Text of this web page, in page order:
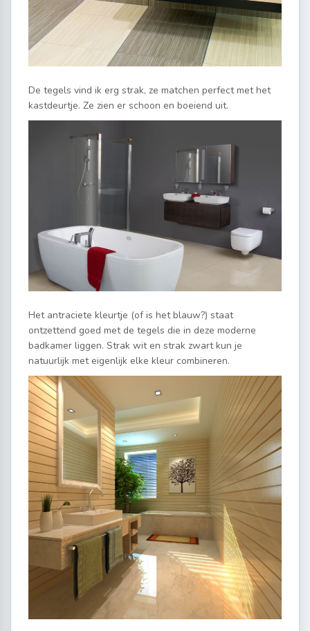
De tegels vind ik erg strak, ze matchen perfect met het
kastdeurtje. Ze zien er schoon en boeiend uit.
Het antraciete kleurtje (of is het blauw?) staat
ontzettend goed met de tegels die in deze moderne
badkamer liggen. Strak wit en strak zwart kun je
natuurlijk met eigenlijk elke kleur combineren.